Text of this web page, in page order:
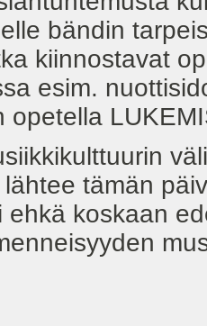
bändin
kiinnostavat
esim.
opetella
tämän
ehkä koskaan